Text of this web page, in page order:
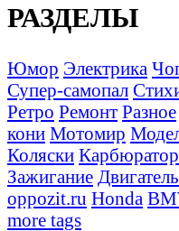
РАЗДЕЛЫ
Юмор Электрика
Супер-самопал
Ретро Ремонт Разное
кони Мотомир
Коляски
Зажигание Двигатель
oppozit.ru Honda
more tags